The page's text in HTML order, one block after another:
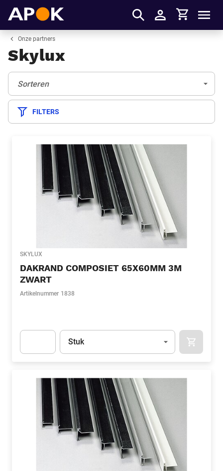
Inloggen
Winkelmandje
Onze partners
Skylux
Sorteren:
Sorteren
FILTERS
SKYLUX
DAKRAND COMPOSIET 65X60MM 3M
ZWART
Artikelnummer 1838
Eenheid
Stuk